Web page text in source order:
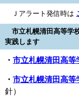
Ｊアラート発信時は
市立札幌清田高等学
実践します
・ 市立札幌清田高等
・ 市立札幌清田高等
針）